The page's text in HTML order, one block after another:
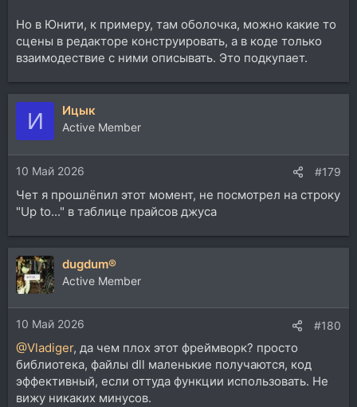
Но в Юнити, к примеру, там оболочка, можно какие то
сцены в редакторе конструировать, а в коде только
взаимодествие с ними описывать. Это подкупает.
И Ицык
Active Member
10 Май 2026 #179
Чет я прошлёпил этот момент, не посмотрел на строку
"Up to..." в таблице прайсов джуса
dugdum®
Active Member
10 Май 2026 #180
@Vladiger, да чем плох этот фреймворк? просто
библиотека, файлы dll маленькие получаются, код
эффективный, если оттуда функции использовать. Не
вижу никаких минусов.